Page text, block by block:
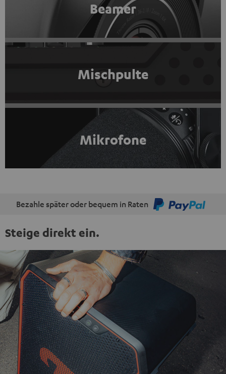
Beamer
Mischpulte
Mikrofone
Bezahle später oder bequem in Raten
Steige direkt ein.